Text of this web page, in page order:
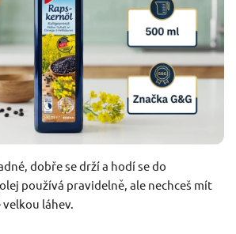
dobře se drží a hodí se do
používá pravidelně, ale nechceš mít
láhev.